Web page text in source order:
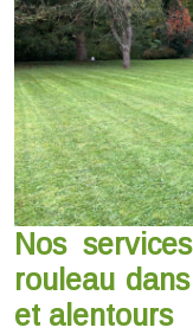
Nos
rouleau
et alentours